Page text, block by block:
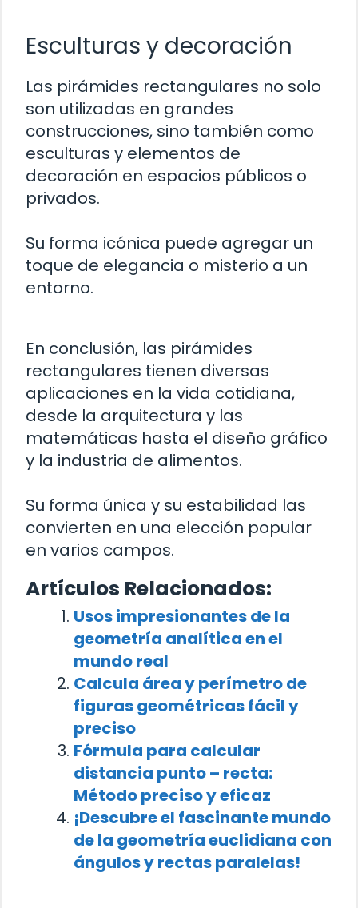
Esculturas y decoración
Las pirámides rectangulares no solo
son utilizadas en grandes
construcciones, sino también como
esculturas y elementos de
decoración en espacios públicos o
privados.
Su forma icónica puede agregar un
toque de elegancia o misterio a un
entorno.
En conclusión, las pirámides
rectangulares tienen diversas
aplicaciones en la vida cotidiana,
desde la arquitectura y las
matemáticas hasta el diseño gráfico
y la industria de alimentos.
Su forma única y su estabilidad las
convierten en una elección popular
en varios campos.
Artículos Relacionados:
Usos impresionantes de la
geometría analítica en el
mundo real
Calcula área y perímetro de
figuras geométricas fácil y
preciso
Fórmula para calcular
distancia punto – recta:
Método preciso y eficaz
¡Descubre el fascinante mundo
de la geometría euclidiana con
ángulos y rectas paralelas!